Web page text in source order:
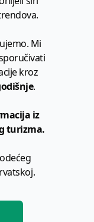
Mi
kroz
.
iz
turizma.